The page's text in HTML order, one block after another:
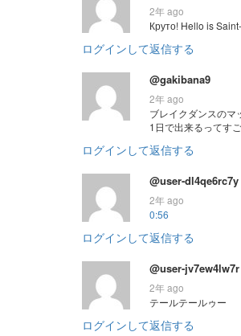
2年 ago
Круто! Hello is
ログインして返信する
@gakibana9
2年 ago
ブレイクダンスのマ
1日で出来るってす
ログインして返信する
@user-dl4qe6rc7y
2年 ago
0:56
ログインして返信する
@user-jv7ew4lw7r
2年 ago
テールテールゥー
ログインして返信する